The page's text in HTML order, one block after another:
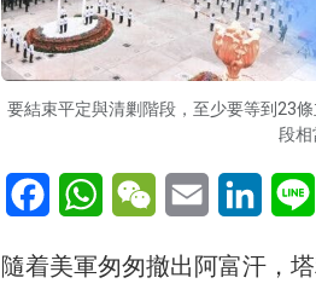
要結束平定與清剿階段，至少要等到23
段相
FacebookWhatsAppWeChatEmail
隨着美軍匆匆撤出阿富汗，